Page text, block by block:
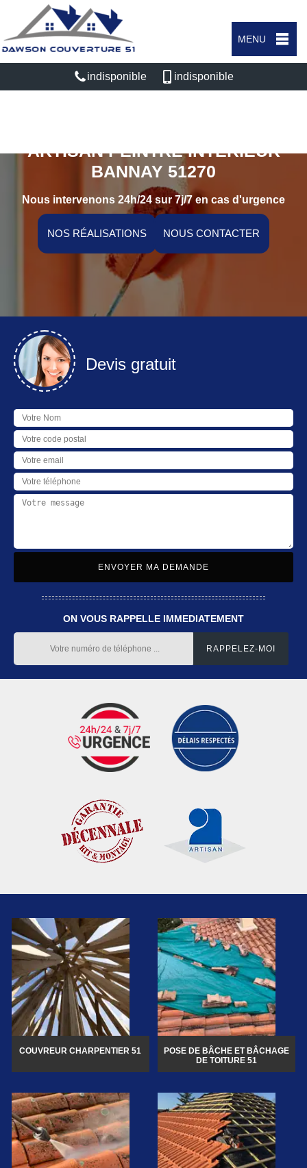
MENU
indisponible indisponible
ARTISAN PEINTRE INTÉRIEUR
BANNAY 51270
Nous intervenons 24h/24 sur 7j/7 en cas d'urgence
NOS RÉALISATIONS NOUS CONTACTER
Devis gratuit
ON VOUS RAPPELLE IMMEDIATEMENT
COUVREUR CHARPENTIER 51
POSE DE BÂCHE ET BÂCHAGE
DE TOITURE 51